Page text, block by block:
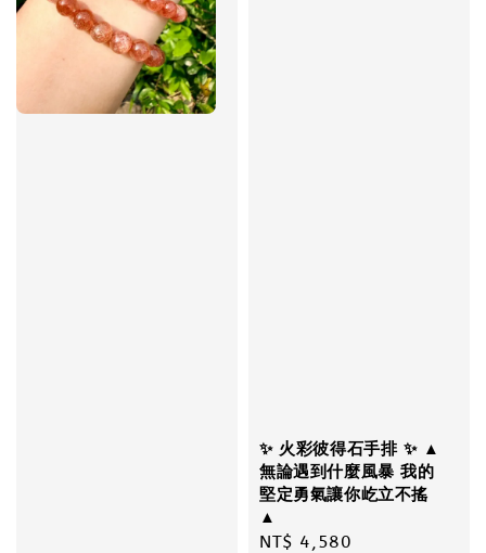
✨ 火彩彼得石手排 ✨ ▲
無論遇到什麼風暴 我的
堅定勇氣讓你屹立不搖
▲
Regular
NT$ 4,580